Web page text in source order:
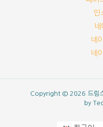
인
네
네
네
Copyright © 2026 드림
by